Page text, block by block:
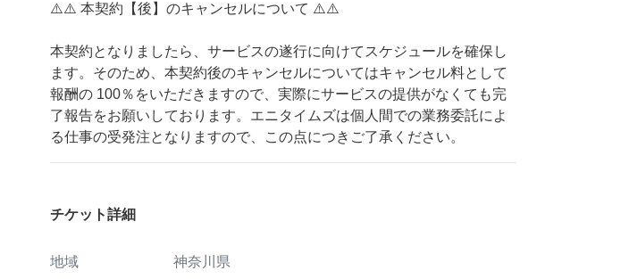
⚠️⚠️ 本契約【後】のキャンセルについて ⚠️⚠️
本契約となりましたら、サービスの遂行に向けてスケジュールを確保し
ます。そのため、本契約後のキャンセルについてはキャンセル料として
報酬の 100％をいただきますので、実際にサービスの提供がなくても完
了報告をお願いしております。エニタイムズは個人間での業務委託によ
る仕事の受発注となりますので、この点につきご了承ください。
チケット詳細
地域 神奈川県